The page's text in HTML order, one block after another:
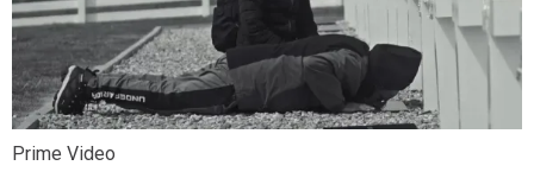
Prime Video